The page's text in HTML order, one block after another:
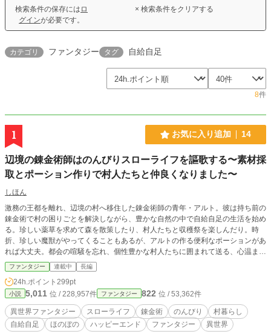
検索条件の保存には ロ
グインが必要です。
× 検索条件をクリアする
カテゴリ ファンタジー タグ 自給自足
8件
1 お気に入り追加 14
辺境の錬金術師はのんびりスローライフを謳歌する〜素材採
取とポーション作りで村人たちと仲良くなりました〜
しほん
激務の王都を離れ、辺境の村へ移住した錬金術師の青年・アルト。彼は持ち前の
錬金術で村の困りごとを解決しながら、豊かな自然の中で自給自足の生活を始め
る。珍しい薬草を求めて森を散策したり、村人たちと収穫祭を楽しんだり。時
折、珍しい魔獣がやってくることもあるが、アルトの作る便利なポーションがあ
れば大丈夫。都会の喧騒を忘れ、個性豊かな村人たちに囲まれて送る、心温まる
スローライフ・ファンタジー。美味しい料理と可愛いペットと共に、アルトの穏
やかな日常が、今日もゆったりと流れていきます。
ファンタジー 連載中 長編
24h.ポイント 299pt
小説 5,011 位 / 228,957件 ファンタジー 822 位 / 53,362件
異世界ファンタジー スローライフ 錬金術 のんびり
村暮らし
自給自足
ほのぼの ハッピーエンド ファンタジー 異世界